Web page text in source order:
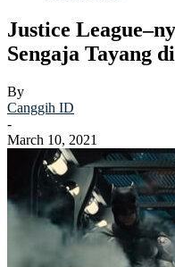
Justice
Sengaja Tayang
By
Canggih ID
-
March 10, 2021